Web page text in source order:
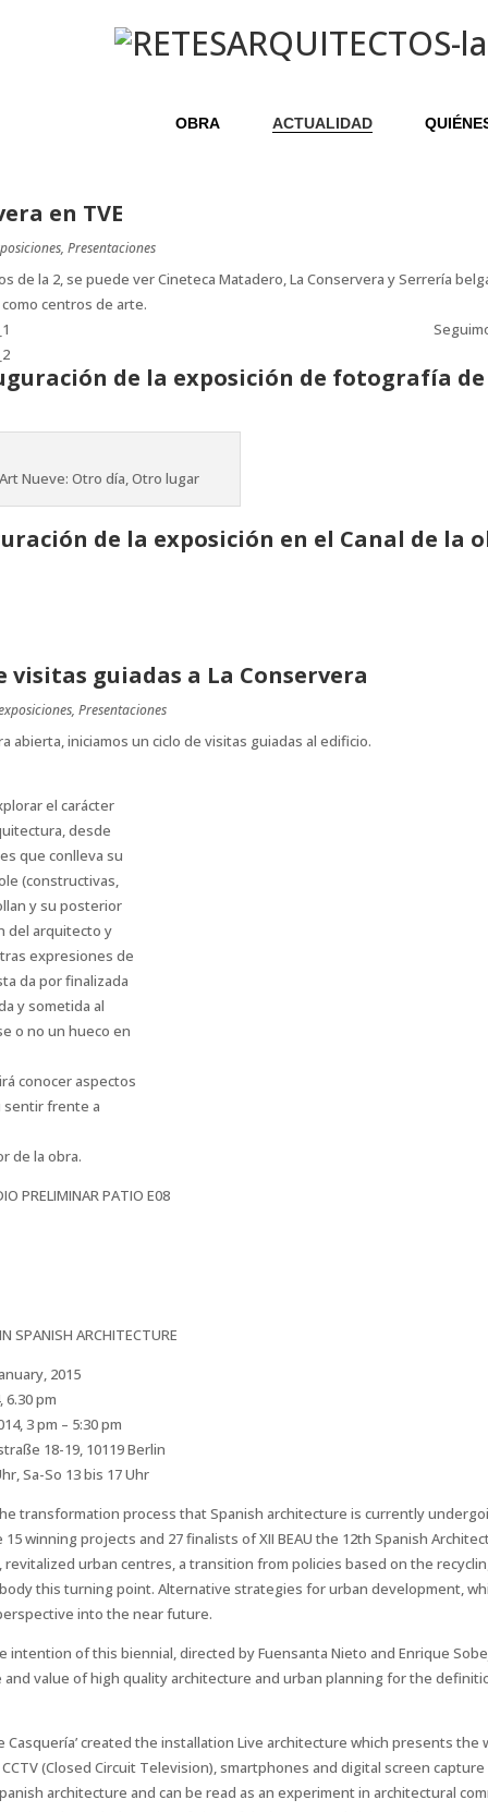
OBRA ACTUALIDAD
en TVE
, Presentaciones
de la 2, se puede ver Cineteca Matadero, La Conservera y Serrería
centros de arte.
de la exposición de fotografía de
Nueve: Otro día, Otro lugar
de la exposición en el Canal de la
visitas guiadas a La Conservera
, Presentaciones
abierta, iniciamos un ciclo de visitas guiadas al edificio.
el carácter
desde
que conlleva su
(constructivas,
y su posterior
del arquitecto y
expresiones de
da por finalizada
y sometida al
o no un hueco en
conocer aspectos
sentir frente a
de la obra.
SPANISH ARCHITECTURE
2015
6.30 pm
3 pm – 5:30 pm
18-19, 10119 Berlin
Sa-So 13 bis 17 Uhr
transformation process that Spanish architecture is currently
winning projects and 27 finalists of XII BEAU the 12th Spanish
urban centres, a transition from policies based on the
this turning point. Alternative strategies for urban development,
into the near future.
intention of this biennial, directed by Fuensanta Nieto and Enrique
value of high quality architecture and urban planning for the
Casquería’ created the installation Live architecture which presents
(Closed Circuit Television), smartphones and digital screen
architecture and can be read as an experiment in architectural